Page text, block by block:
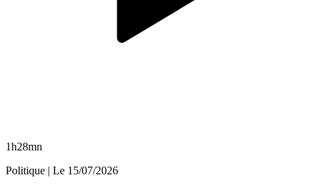
1h28mn
Politique | Le 15/07/2026